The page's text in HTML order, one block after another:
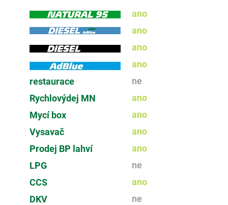
restaurace
Rychlovýdej MN
Mycí box
Vysavač
Prodej BP lahví
LPG
CCS
DKV
ano
ano
ano
ano
ne
ano
ano
ano
ano
ne
ano
ne